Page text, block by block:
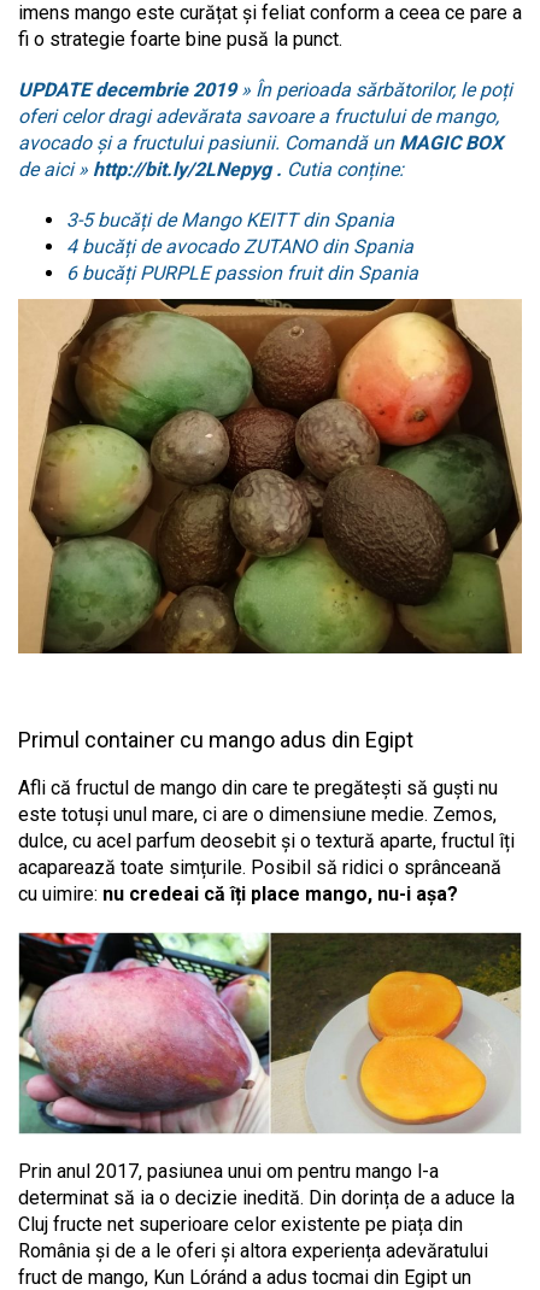
imens mango este curățat și feliat conform a ceea ce pare a
fi o strategie foarte bine pusă la punct.
UPDATE decembrie 2019» În perioada sărbătorilor, le poți
oferi celor dragi adevărata savoare a fructului de mango,
avocado și a fructului pasiunii. Comandă un MAGIC BOX
de aici » http://bit.ly/2LNepyg. Cutia conține:
3-5 bucăți de Mango KEITT din Spania
4 bucăți de avocado ZUTANO din Spania
6 bucăți PURPLE passion fruit din Spania
Primul container cu mango adus din Egipt
Afli că fructul de mango din care te pregătești să guști nu
este totuși unul mare, ci are o dimensiune medie. Zemos,
dulce, cu acel parfum deosebit și o textură aparte, fructul îți
acaparează toate simțurile. Posibil să ridici o sprânceană
cu uimire: nu credeai că îți place mango, nu-i așa?
Prin anul 2017, pasiunea unui om pentru mango l-a
determinat să ia o decizie inedită. Din dorința de a aduce la
Cluj fructe net superioare celor existente pe piața din
România și de a le oferi și altora experiența adevăratului
fruct de mango, Kun Lóránd a adus tocmai din Egipt un